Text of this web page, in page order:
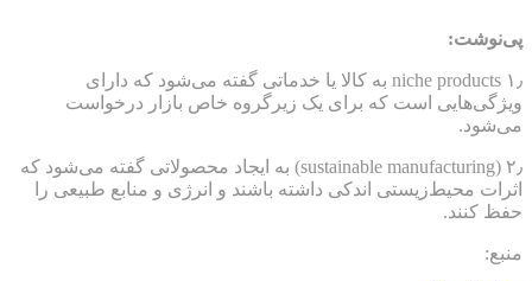
پی‌نوشت:
۱٫ niche products به کالا یا خدماتی گفته می‌شود که دارای
ویژگی‌هایی است که برای یک زیرگروه خاص بازار درخواست
می‌شود.
۲٫ (sustainable manufacturing) به ایجاد محصولاتی گفته می‌شود که
اثرات محیط‌زیستی اندکی داشته باشند و انرژی و منابع طبیعی را
حفظ کنند.
منبع: